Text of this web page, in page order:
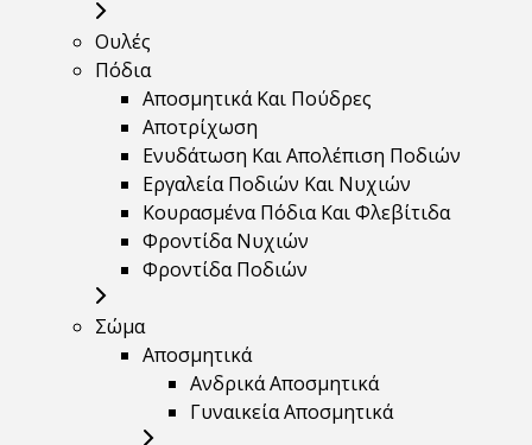
Ουλές
Πόδια
Αποσμητικά Και Πούδρες
Αποτρίχωση
Ενυδάτωση Και Απολέπιση Ποδιών
Εργαλεία Ποδιών Και Νυχιών
Κουρασμένα Πόδια Και Φλεβίτιδα
Φροντίδα Νυχιών
Φροντίδα Ποδιών
Σώμα
Αποσμητικά
Ανδρικά Αποσμητικά
Γυναικεία Αποσμητικά